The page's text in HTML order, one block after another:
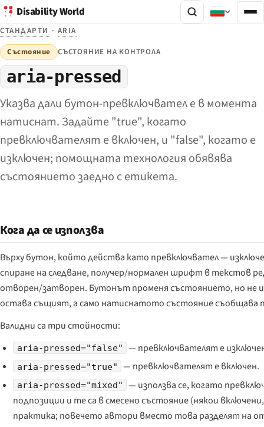
Disability World
СТАНДАРТИ · ARIA
Състояние СЪСТОЯНИЕ НА КОНТРОЛА
aria-pressed
Указва дали бутон-превключвател е в момента
натиснат. Задайте "true", когато
превключвателят е включен, и "false", когато е
изключен; помощната технология обявява
състоянието заедно с етикета.
Кога да се използва
Върху бутон, който действа като превключвател —
спиране на следване, получер/нормален шрифт в текстов
отворен/затворен. Бутонът променя състоянието, но не
остава същият, а само натиснатото състояние съобщава
Валидни са три стойности:
aria-pressed="false" — превключвателят е
aria-pressed="true" — превключвателят е включен.
aria-pressed="mixed"
— използва се, когато
подпозиции и те са в смесено състояние (някои
практика; повечето автори вместо това разделят на